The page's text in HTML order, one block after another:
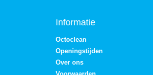
Informatie
Octoclean
Openingstijden
Over ons